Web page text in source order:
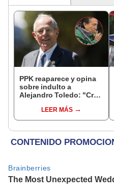
PPK reaparece y opina
sobre indulto a
Alejandro Toledo: "Creo
cárcel"LEER MÁS